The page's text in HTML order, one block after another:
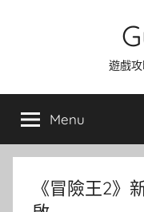
遊戲
Menu
《冒險王2》